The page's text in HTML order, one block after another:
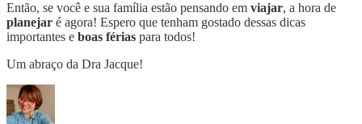
Então, se você e sua família estão pensando em viajar, a hora de
planejar é agora! Espero que tenham gostado dessas dicas
importantes e boas férias para todos!
Um abraço da Dra Jacque!